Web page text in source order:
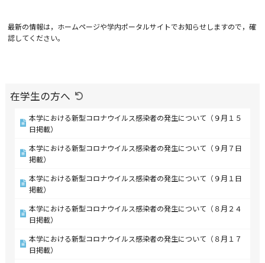
最新の情報は，ホームページや学内ポータルサイトでお知らせしますので，確
認してください。
在学生の方へ
本学における新型コロナウイルス感染者の発生について（９月１５
日掲載）
本学における新型コロナウイルス感染者の発生について（９月７日
掲載）
本学における新型コロナウイルス感染者の発生について（９月１日
掲載）
本学における新型コロナウイルス感染者の発生について（８月２４
日掲載）
本学における新型コロナウイルス感染者の発生について（８月１７
日掲載）